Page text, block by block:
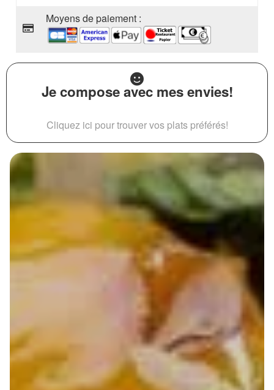
Moyens de paiement :
Je compose avec mes envies!
Cliquez ici pour trouver vos plats préférés!